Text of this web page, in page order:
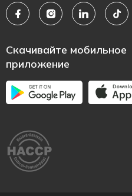
Скачивайте мобильное
приложение